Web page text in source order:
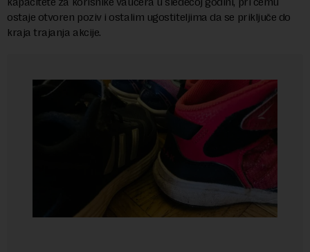
ostaje otvoren poziv i ostalim ugostiteljima da se priključe do
kraja trajanja akcije.